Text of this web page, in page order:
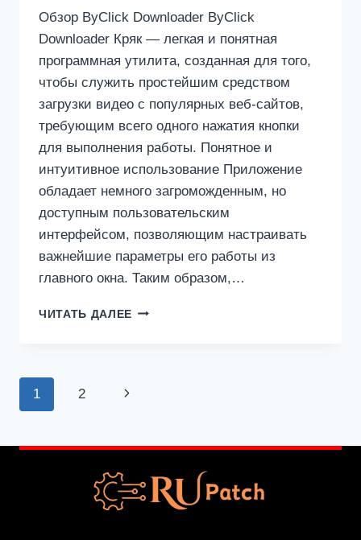
Обзор ByClick Downloader ByClick
Downloader Кряк — легкая и понятная
программная утилита, созданная для того,
чтобы служить простейшим средством
загрузки видео с популярных веб-сайтов,
требующим всего одного нажатия кнопки
для выполнения работы. Понятное и
интуитивное использование Приложение
обладает немного загроможденным, но
доступным пользовательским
интерфейсом, позволяющим настраивать
важнейшие параметры его работы из
главного окна. Таким образом,…
ЧИТАТЬ ДАЛЕЕ BYCLICK
Навигация
1 2
Следующая